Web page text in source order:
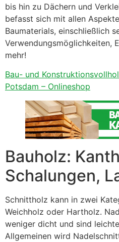
bis hin zu Dächern und
befasst sich mit allen
Baumaterials, einschließlich
Verwendungsmöglichkeiten,
mehr!
Bau- und
Potsdam – Onlineshop
Bauholz:
Schalungen,
Schnittholz kann in zwei
Weichholz oder Hartholz.
weniger dicht und sind
Allgemeinen wird